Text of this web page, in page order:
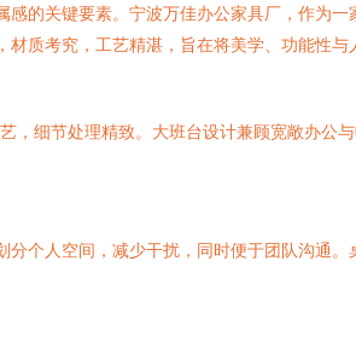
的关键要素。宁波万佳办公家具厂，作为
质考究，工艺精湛，旨在将美学、功能性与
细节处理精致。大班台设计兼顾宽敞办公
个人空间，减少干扰，同时便于团队沟通